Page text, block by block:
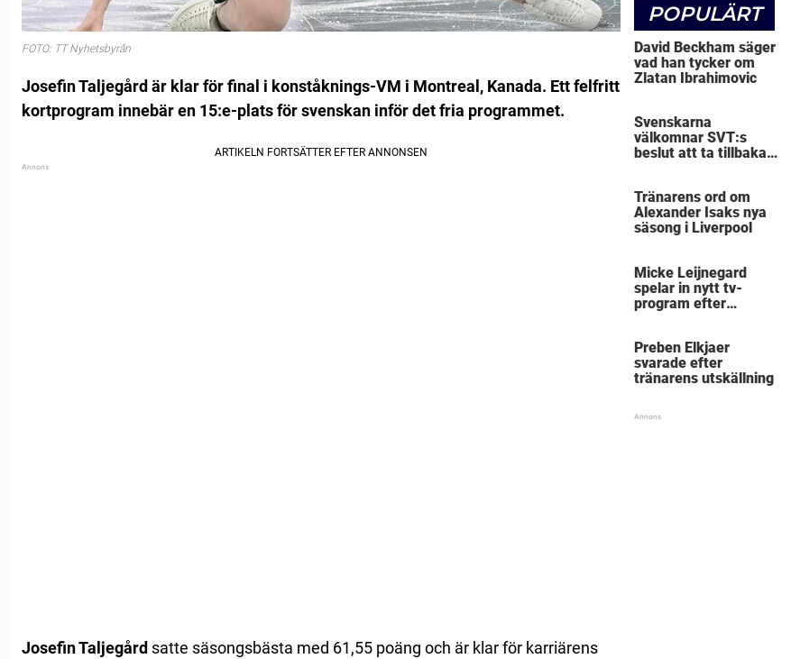
FOTO: TT Nyhetsbyrån
Josefin Taljegård är klar för final i konståknings-VM i Montreal, Kanada. Ett felfritt
kortprogram innebär en 15:e-plats för svenskan inför det fria programmet.
Josefin Taljegård satte säsongsbästa med 61,55 poäng och är klar för karriärens
POPULÄRT
David Beckham säger
vad han tycker om
Zlatan Ibrahimovic
Svenskarna
välkomnar SVT:s
beslut att ta tillbaka
Tränarens ord om
Alexander Isaks nya
säsong i Liverpool
Micke Leijnegard
spelar in nytt tv-
program efter
Preben Elkjaer
svarade efter
tränarens utskällning